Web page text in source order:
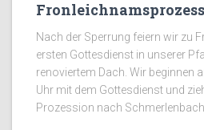
Nach der Sperrung feiern wir zu
ersten Gottesdienst in unserer
renoviertem Dach. Wir beginnen
Uhr mit dem Gottesdienst und
Prozession nach Schmerlenbach.